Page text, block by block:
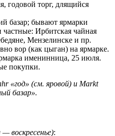
годовой торг, длящийся
базар; бывают ярмарки
частные: Ирбитская чайная
Мензелинске и пр.
вор (как цыган) на ярмарке.
именинница, 25 июля.
покупки.
«год» (см. яровой) и Markt
базар».
— воскресенье):